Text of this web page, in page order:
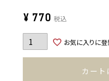
¥ 770 税込
お気に入りに登
カート